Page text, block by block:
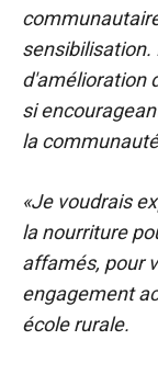
sensibilisation.
d'amélioration
si
la
«Je voudrais
la nourriture
affamés, pour
engagement
école rurale.